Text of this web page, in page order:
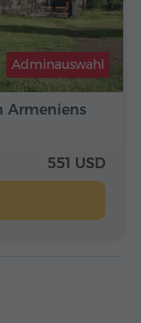
Armeniens
Adminauswahl
551 USD